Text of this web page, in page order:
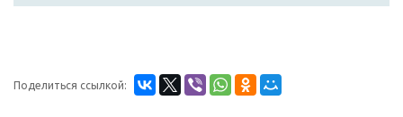
Поделиться ссылкой: